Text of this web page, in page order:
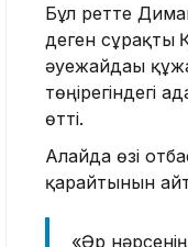
Бұл ретте
деген сұрақты
әуежайдағы
төңірегіндегі
өтті.
Алайда өзі
қарайтынын
«Әр